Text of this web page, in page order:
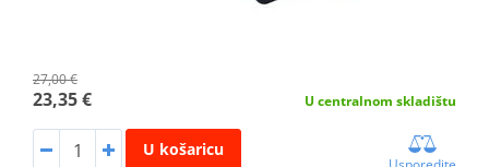
27,00 €
23,35 € U centralnom skladištu
U košaricu